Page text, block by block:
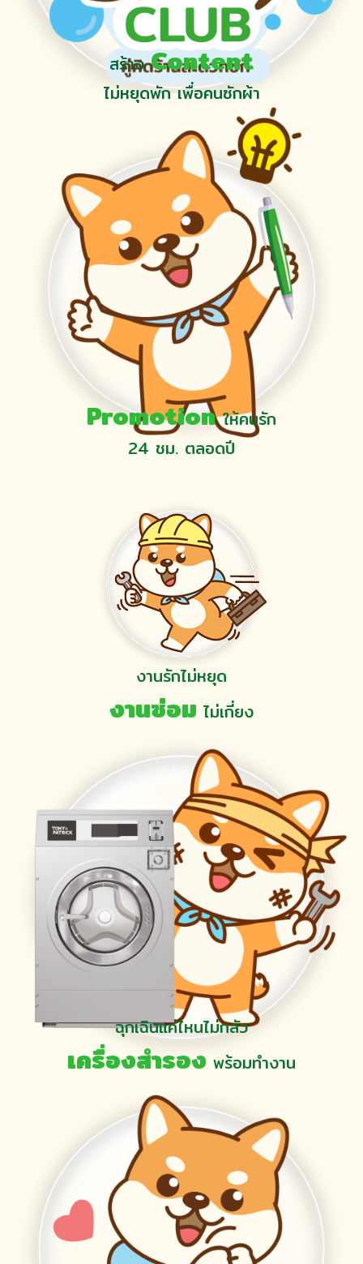
สร้างContent
ไม่หยุดพัก เพื่อคนซักผ้า
Promotionให้คนรัก
24 ชม. ตลอดปี
งานรักไม่หยุด
งานซ่อม ไม่เกี่ยง
ฉุกเฉินแค่ไหนไม่กลัว
เครื่องสำรอง พร้อมทำงาน